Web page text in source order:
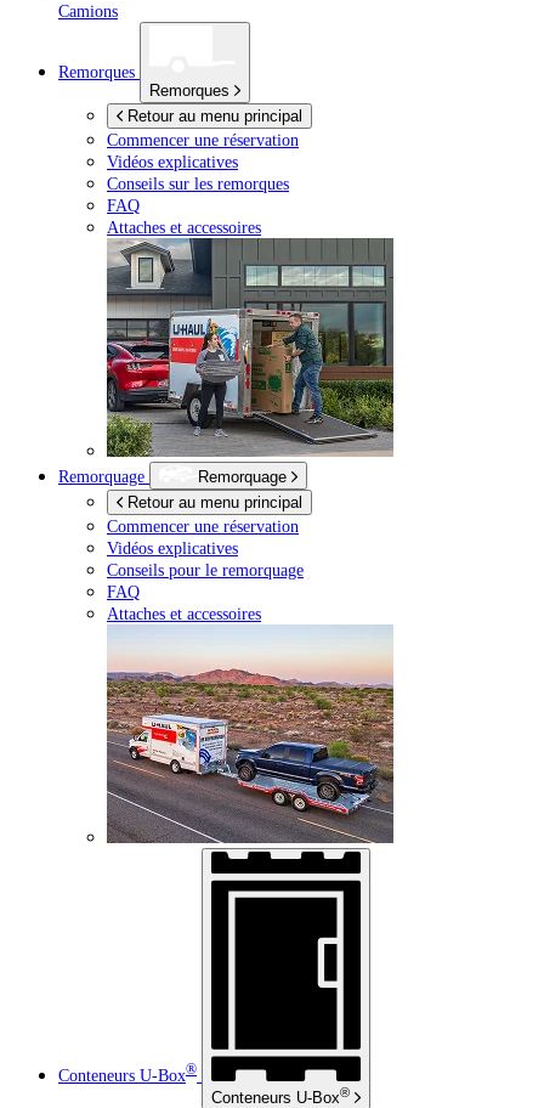
Camions
Remorques
Remorques
Retour au menu principal
Commencer une réservation
Vidéos explicatives
Conseils sur les remorques
FAQ
Attaches et accessoires
Remorquage
Remorquage
Retour au menu principal
Commencer une réservation
Vidéos explicatives
Conseils pour le remorquage
FAQ
Attaches et accessoires
Conteneurs U-Box®
Conteneurs U-Box®